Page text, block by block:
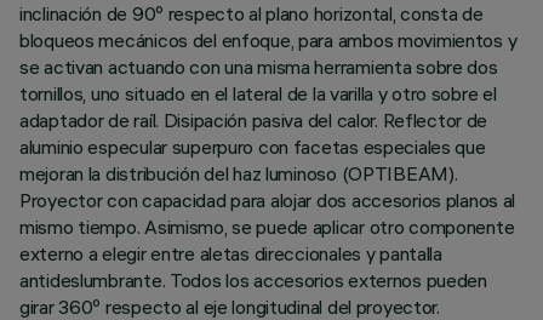
inclinación de 90º respecto al plano horizontal, consta de
bloqueos mecánicos del enfoque, para ambos movimientos y
se activan actuando con una misma herramienta sobre dos
tornillos, uno situado en el lateral de la varilla y otro sobre el
adaptador de raíl. Disipación pasiva del calor. Reflector de
aluminio especular superpuro con facetas especiales que
mejoran la distribución del haz luminoso (OPTIBEAM).
Proyector con capacidad para alojar dos accesorios planos al
mismo tiempo. Asimismo, se puede aplicar otro componente
externo a elegir entre aletas direccionales y pantalla
antideslumbrante. Todos los accesorios externos pueden
girar 360º respecto al eje longitudinal del proyector.